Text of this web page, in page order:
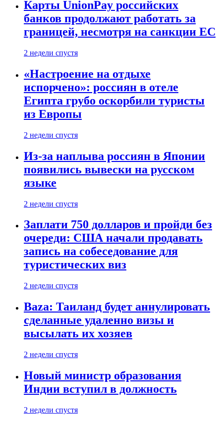
Карты UnionPay российских
банков продолжают работать за
границей, несмотря на санкции ЕС
2 недели спустя
«Настроение на отдыхе
испорчено»: россиян в отеле
Египта грубо оскорбили туристы
из Европы
2 недели спустя
Из-за наплыва россиян в Японии
появились вывески на русском
языке
2 недели спустя
Заплати 750 долларов и пройди без
очереди: США начали продавать
запись на собеседование для
туристических виз
2 недели спустя
Baza: Таиланд будет аннулировать
сделанные удаленно визы и
высылать их хозяев
2 недели спустя
Новый министр образования
Индии вступил в должность
2 недели спустя